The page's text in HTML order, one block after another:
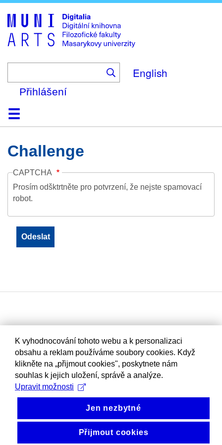
to
main
content
English
Přihlášení
DomůKolekce
Prohlížení
Vyhledávání
O platformě
Nápověda
KontaktDigitalia
Challenge
CAPTCHA
Prosím odšktrtněte pro potvrzení, že nejste spamovací
robot.
K vyhodnocování tohoto webu a k personalizaci
obsahu a reklam používáme soubory cookies. Když
klikněte na „přijmout cookies", poskytnete nám
souhlas k jejich uložení, správě a analýze.
Upravit možnosti
Jen nezbytné
Přijmout cookies